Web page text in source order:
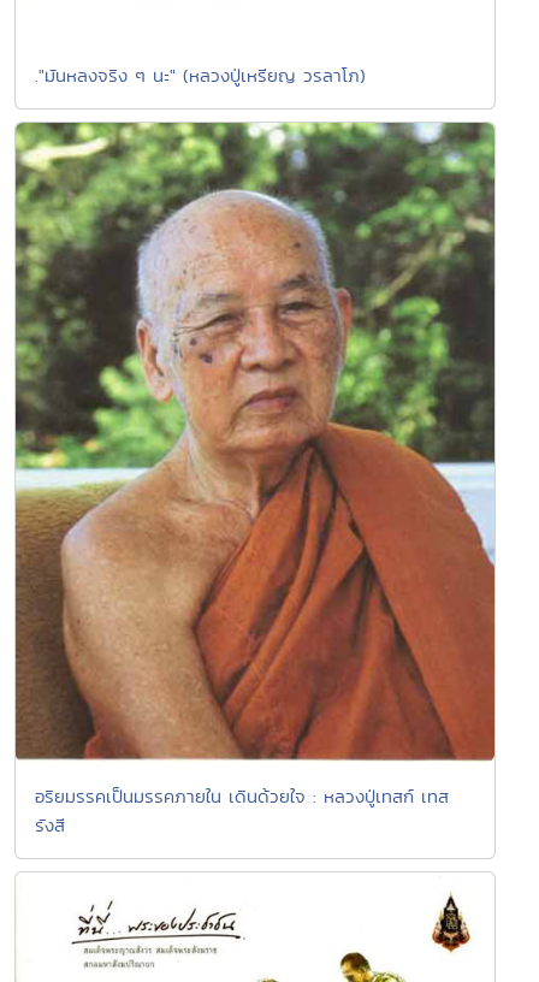
."มันหลงจริง ๆ นะ" (หลวงปู่เหรียญ วรลาโภ)
อริยมรรคเป็นมรรคภายใน เดินด้วยใจ : หลวงปู่เทสก์ เทส
รังสี